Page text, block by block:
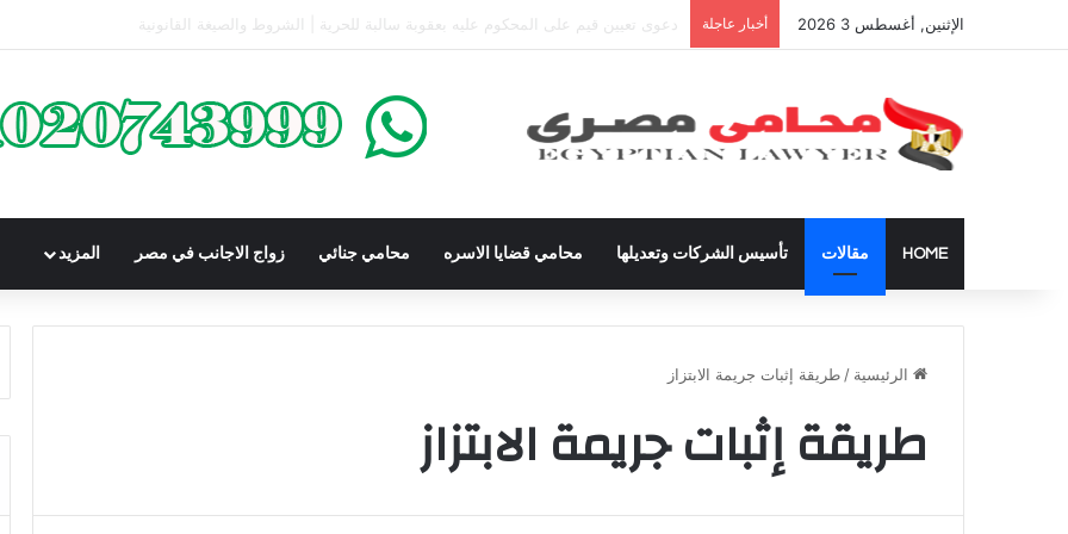
الإثنين, أغسطس 3 2026 أخبار عاجلة شراء العقارات داخل الكومباوندات تحت الإنشاء | أهم البنود التي تحمي المشتري في القانون المصري
HOME مقالات تأسيس الشركات وتعديلها محامي قضايا الاسره محامي جنائي زواج الاجانب في مصر المزيد
الرئيسية / طريقة إثبات جريمة الابتزاز
طريقة إثبات جريمة الابتزاز